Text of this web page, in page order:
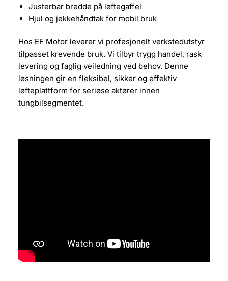
Justerbar bredde på løftegaffel
Hjul og jekkehåndtak for mobil bruk
Hos EF Motor leverer vi profesjonelt verkstedutstyr
tilpasset krevende bruk. Vi tilbyr trygg handel, rask
levering og faglig veiledning ved behov. Denne
løsningen gir en fleksibel, sikker og effektiv
løfteplattform for seriøse aktører innen
tungbilsegmentet.